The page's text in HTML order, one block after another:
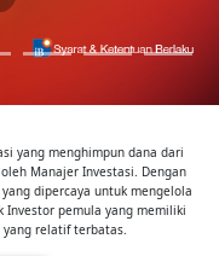
yang menghimpun dana dari
Manajer Investasi. Dengan
dipercaya untuk mengelola
Investor pemula yang memiliki
relatif terbatas.